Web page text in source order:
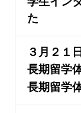
た
３月２１
長期留学
長期留学